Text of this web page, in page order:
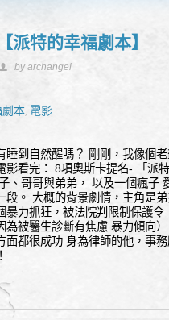
【派特的幸福劇本】
by archangel
劇本, 電影
睡到自然醒嗎？ 剛剛，我像個
影看完： 8項奧斯卡提名- 「派
、哥哥與弟弟， 以及一個瘋子
段。 大概的背景劇情，主角是
暴力抓狂，被法院判限制保護
為被醫生診斷有焦慮 暴力傾向
面都很成功 身為律師的他，事